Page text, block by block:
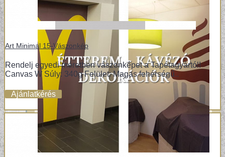
Art Minimal 15-Vászonkép
Rendelj egyedi méretben vászonképet a Tapétagyártól!
Canvas W Súly: 340g Felület: Magas fehérségű..
Ajánlatkérés